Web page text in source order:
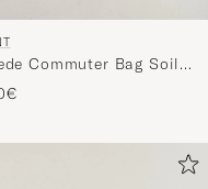
Commuter Bag Soil